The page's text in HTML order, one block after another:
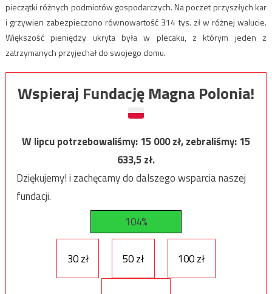
pieczątki różnych podmiotów gospodarczych. Na poczet przyszłych kar
i grzywien zabezpieczono równowartość 314 tys. zł w różnej walucie.
Większość pieniędzy ukryta była w plecaku, z którym jeden z
zatrzymanych przyjechał do swojego domu.
Wspieraj Fundację Magna Polonia!
W lipcu potrzebowaliśmy:15 000zł, zebraliśmy:15
633,5zł.
Dziękujemy! i zachęcamy do dalszego wsparcia naszej
fundacji.
104%
30 zł 50 zł 100 zł